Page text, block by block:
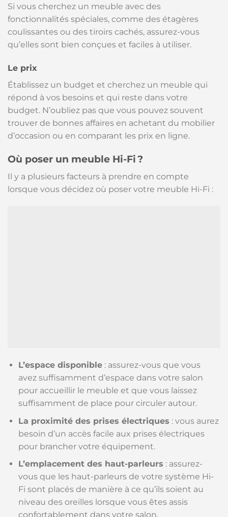
Si vous cherchez un meuble avec des
fonctionnalités spéciales, comme des étagères
coulissantes ou des tiroirs cachés, assurez-vous
qu’elles sont bien conçues et faciles à utiliser.
Le prix
Établissez un budget et cherchez un meuble qui
répond à vos besoins et qui reste dans votre
budget. N’oubliez pas que vous pouvez souvent
trouver de bonnes affaires en achetant du mobilier
d’occasion ou en comparant les prix en ligne.
Où poser un meuble Hi-Fi ?
Il y a plusieurs facteurs à prendre en compte
lorsque vous décidez où poser votre meuble Hi-Fi :
L’espace disponible: assurez-vous que vous
avez suffisamment d’espace dans votre salon
pour accueillir le meuble et que vous laissez
suffisamment de place pour circuler autour.
La proximité des prises électriques : vous aurez
besoin d’un accès facile aux prises électriques
pour brancher votre équipement.
L’emplacement des haut-parleurs : assurez-
vous que les haut-parleurs de votre système Hi-
Fi sont placés de manière à ce qu’ils soient au
niveau des oreilles lorsque vous êtes assis
confortablement dans votre salon.